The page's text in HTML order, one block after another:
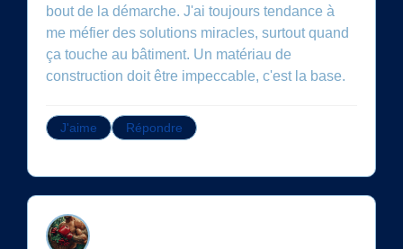
bout de la démarche. J'ai toujours tendance à
me méfier des solutions miracles, surtout quand
ça touche au bâtiment. Un matériau de
construction doit être impeccable, c'est la base.
J'aime Répondre